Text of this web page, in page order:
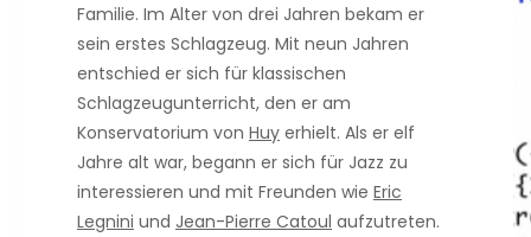
Familie. Im Alter von drei Jahren bekam er
sein erstes Schlagzeug. Mit neun Jahren
entschied er sich für klassischen
Schlagzeugunterricht, den er am
Konservatorium von Huy erhielt. Als er elf
Jahre alt war, begann er sich für Jazz zu
interessieren und mit Freunden wie Eric
Legnini und Jean-Pierre Catoul aufzutreten.